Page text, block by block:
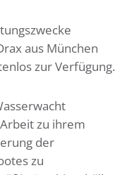
aus München
zur Verfügung.
zu ihrem
der
zu